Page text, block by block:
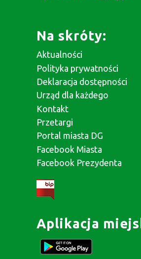
Na skróty:
Aktualności
Polityka prywatności
Deklaracja dostępności
Urząd dla każdego
Kontakt
Przetargi
Portal miasta DG
Facebook Miasta
Facebook Prezydenta
Aplikacja